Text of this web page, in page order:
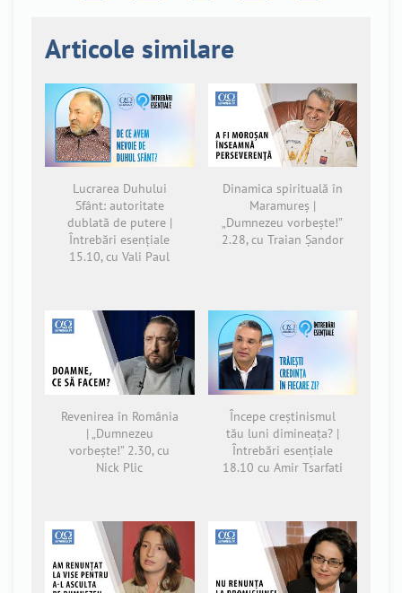
Articole similare
Lucrarea Duhului
Sfânt: autoritate
dublată de putere |
Întrebări esențiale
15.10, cu Vali Paul
Dinamica spirituală în
Maramureș |
„Dumnezeu vorbește!”
2.28, cu Traian Șandor
Revenirea în România
| „Dumnezeu
vorbește!” 2.30, cu
Nick Plic
Începe creștinismul
tău luni dimineața? |
Întrebări esențiale
18.10 cu Amir Tsarfati